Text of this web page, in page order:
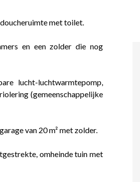
met toilet.
en een zolder die nog
lucht-luchtwarmtepomp,
(gemeenschappelijke
van 20 m² met zolder.
omheinde tuin met